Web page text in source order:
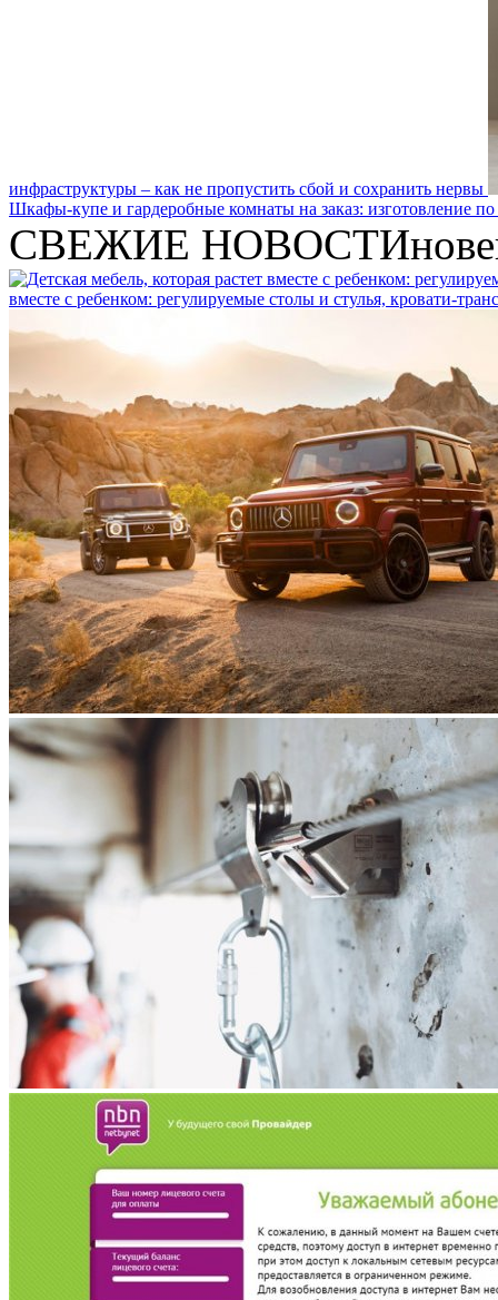
инфраструктуры – как не пропустить сбой и сохранить нервы
Шкафы-купе и гардеробные комнаты на заказ: изготовление по
СВЕЖИЕ НОВОСТИ
вместе с ребенком: регулируемые столы и стулья, кровати-